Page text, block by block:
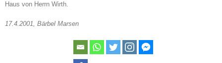
Haus von Herrn Wirth.
17.4.2001, Bärbel Marsen